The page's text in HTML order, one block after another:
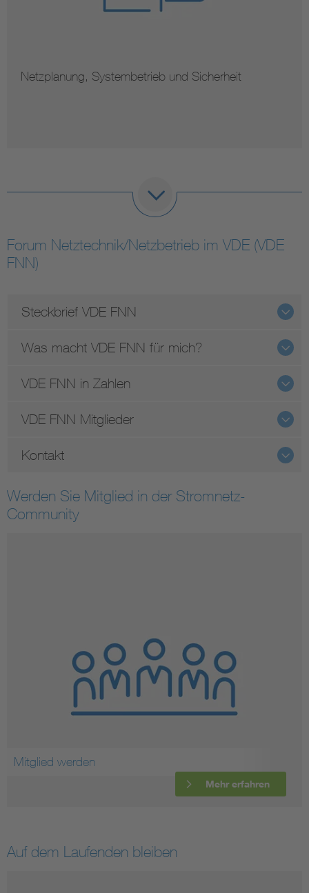
Netzplanung, Systembetrieb und Sicherheit
Forum Netztechnik/Netzbetrieb im VDE (VDE
FNN)
Steckbrief VDE FNN
Was macht VDE FNN für mich?
VDE FNN in Zahlen
VDE FNN Mitglieder
Kontakt
Werden Sie Mitglied in der Stromnetz-
Community
Mitglied werden
Mehr erfahren
Auf dem Laufenden bleiben